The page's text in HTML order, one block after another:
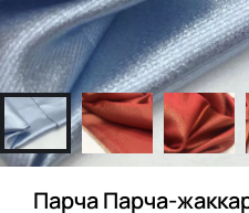
Парча Парча-